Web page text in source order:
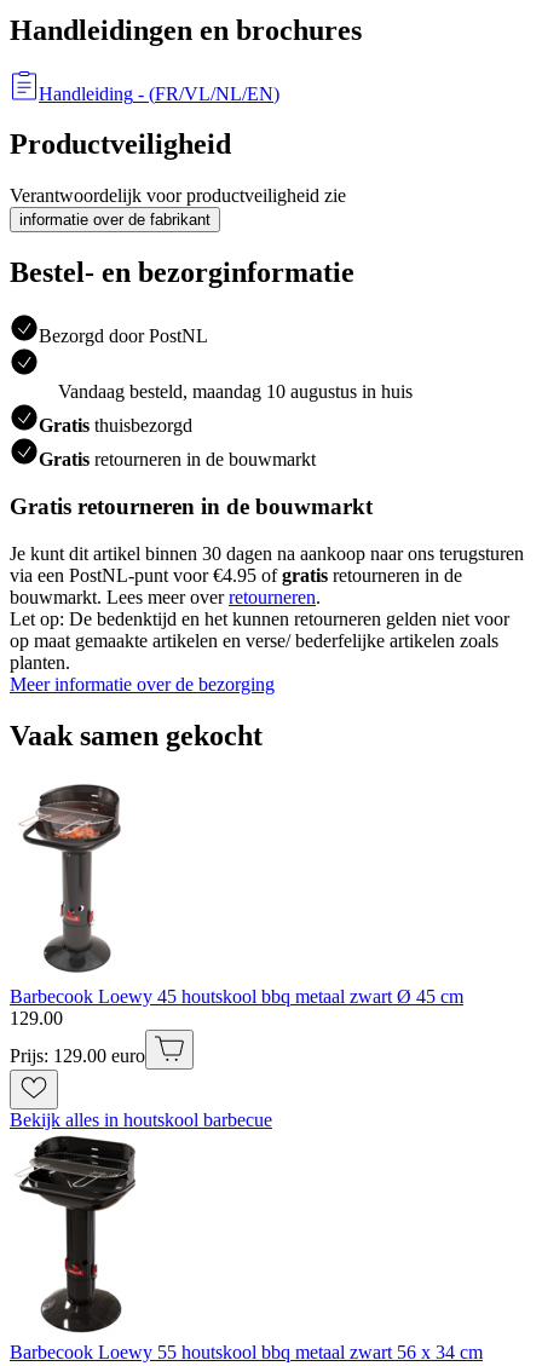
Handleidingen en brochures
Handleiding - (FR/VL/NL/EN)
Productveiligheid
Verantwoordelijk voor productveiligheid zie
informatie over de fabrikant
Bestel- en bezorginformatie
Bezorgd door PostNL
Vandaag besteld, maandag 10 augustus in huis
Gratis thuisbezorgd
Gratis retourneren in de bouwmarkt
Gratis retourneren in de bouwmarkt
Je kunt dit artikel binnen 30 dagen na aankoop naar ons terugsturen
via een PostNL-punt voor €4.95 ofgratis retourneren in de
bouwmarkt. Lees meer overretourneren.
Let op: De bedenktijd en het kunnen retourneren gelden niet voor
op maat gemaakte artikelen en verse/ bederfelijke artikelen zoals
planten.
Meer informatie over de bezorging
Vaak samen gekocht
Barbecook Loewy 45 houtskool bbq metaal zwart Ø 45 cm
129.00
Prijs: 129.00 euro
Bekijk alles in houtskool barbecue
Barbecook Loewy 55 houtskool bbq metaal zwart 56 x 34 cm